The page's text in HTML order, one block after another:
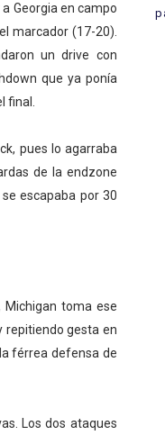
Georgia en campo
marcador (17-20).
un drive con
que ya ponía
pues lo agarraba
de la endzone
escapaba por 30
Michigan toma ese
repitiendo gesta en
férrea defensa de
Los dos ataques